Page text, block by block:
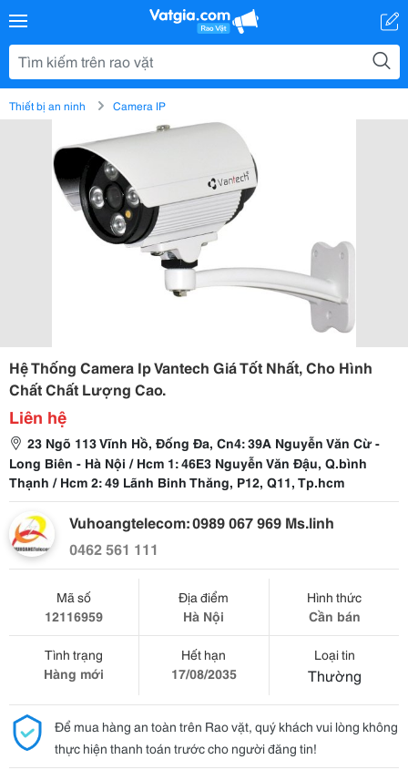
Thiết bị an ninh Camera IP
Hệ Thống Camera Ip Vantech Giá Tốt Nhất, Cho Hình
Chất Chất Lượng Cao.
Liên hệ
23 Ngõ 113 Vĩnh Hồ, Đống Đa, Cn4: 39A Nguyễn Văn Cừ -
Long Biên - Hà Nội / Hcm 1: 46E3 Nguyễn Văn Đậu, Q.bình
Thạnh / Hcm 2: 49 Lãnh Binh Thăng, P12, Q11, Tp.hcm
Vuhoangtelecom: 0989 067 969 Ms.linh
0462 561 111
Mã số
12116959
Địa điểm
Hà Nội
Hình thức
Cần bán
Tình trạng
Hàng mới
Hết hạn
17/08/2035
Loại tin
Thường
Để mua hàng an toàn trên Rao vặt, quý khách vui lòng không
thực hiện thanh toán trước cho người đăng tin!